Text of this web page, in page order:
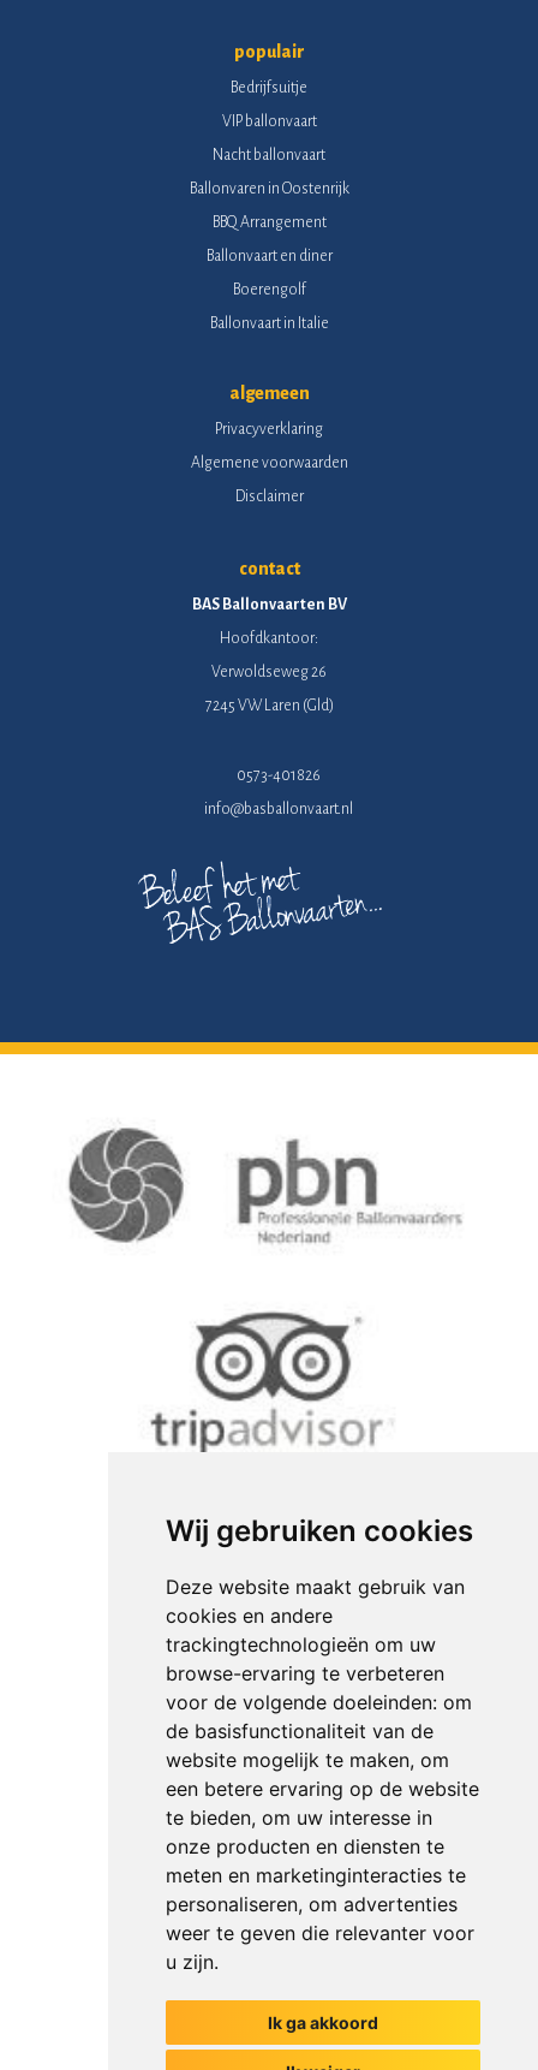
Wij gebruiken cookies
Deze website maakt gebruik van
cookies en andere
trackingtechnologieën om uw
browse-ervaring te verbeteren
voor de volgende doeleinden: om
de basisfunctionaliteit van de
website mogelijk te maken, om
een betere ervaring op de website
te bieden, om uw interesse in
onze producten en diensten te
meten en marketinginteracties te
personaliseren, om advertenties
weer te geven die relevanter voor
u zijn.
Ik ga akkoord
populair
Bedrijfsuitje
VIP ballonvaart
Nacht ballonvaart
Ballonvaren in Oostenrijk
BBQ Arrangement
Ballonvaart en diner
Boerengolf
Ballonvaart in Italie
algemeen
Privacyverklaring
Algemene voorwaarden
Disclaimer
contact
BAS Ballonvaarten BV
Hoofdkantoor:
Verwoldseweg 26
7245 VW Laren (Gld)
0573-401826
info@basballonvaart.nl
Het begin van jouw gesprek